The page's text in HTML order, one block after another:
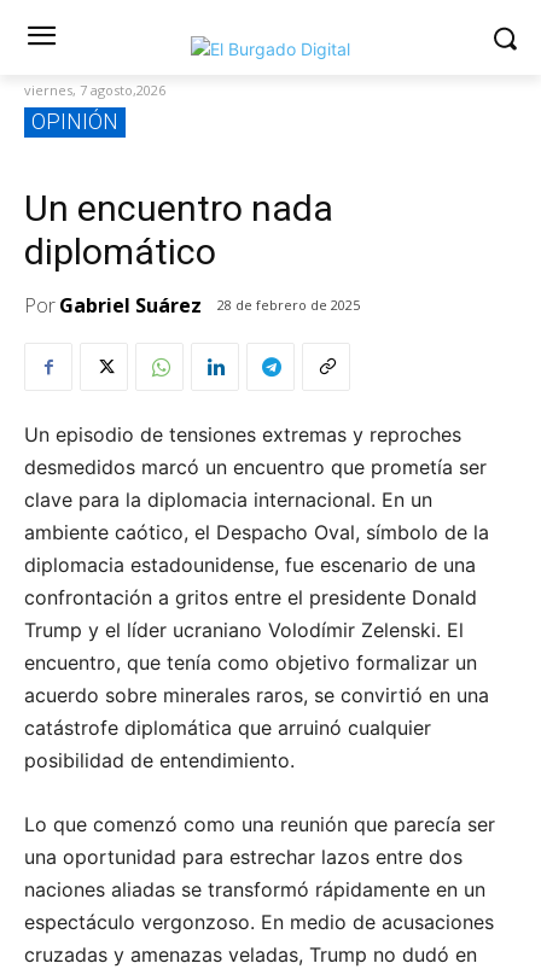
viernes, 7 agosto,2026
OPINIÓN
Un encuentro nada
diplomático
PorGabriel Suárez 28 de febrero de 2025
Un episodio de tensiones extremas y reproches
desmedidos marcó un encuentro que prometía ser
clave para la diplomacia internacional. En un
ambiente caótico, el Despacho Oval, símbolo de la
diplomacia estadounidense, fue escenario de una
confrontación a gritos entre el presidente Donald
Trump y el líder ucraniano Volodímir Zelenski. El
encuentro, que tenía como objetivo formalizar un
acuerdo sobre minerales raros, se convirtió en una
catástrofe diplomática que arruinó cualquier
posibilidad de entendimiento.
Lo que comenzó como una reunión que parecía ser
una oportunidad para estrechar lazos entre dos
naciones aliadas se transformó rápidamente en un
espectáculo vergonzoso. En medio de acusaciones
cruzadas y amenazas veladas, Trump no dudó en